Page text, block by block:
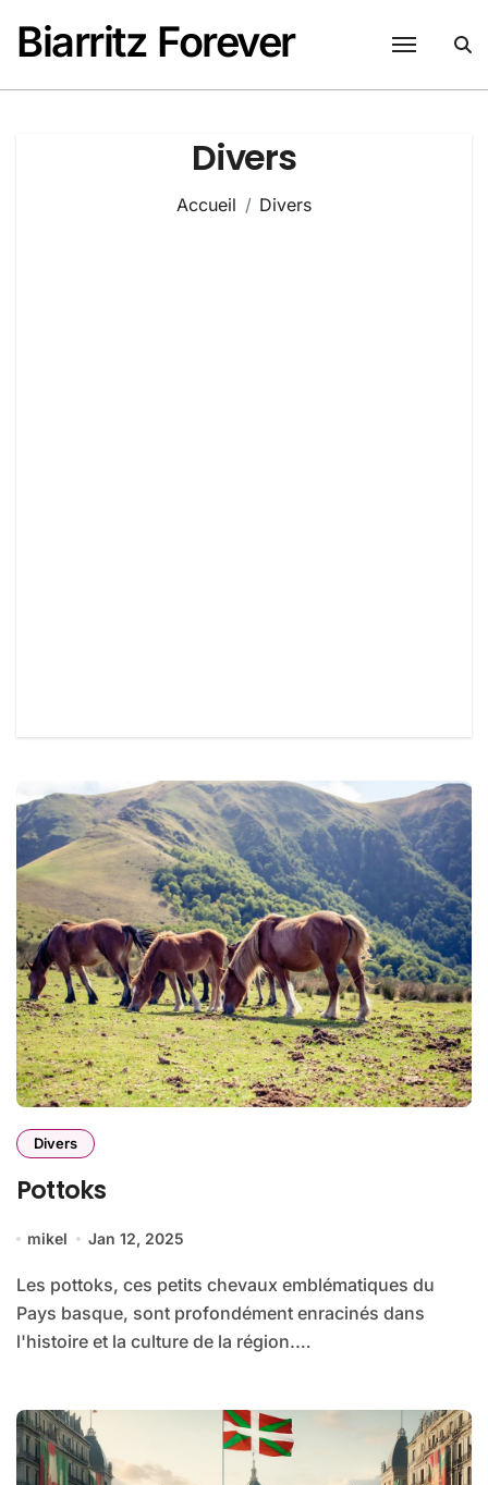
contenu
Biarritz Forever
Divers
Accueil Divers
Divers
Pottoks
mikel Jan 12, 2025
Les pottoks, ces petits chevaux emblématiques du
Pays basque, sont profondément enracinés dans
l'histoire et la culture de la région.…